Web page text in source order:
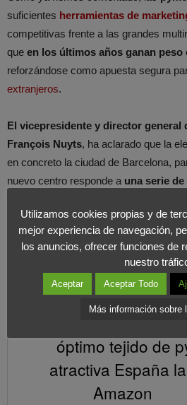
suficientes herramientas de
competitivas frente a las grandes
que en los últimos años ganan peso
reforzándose como apuesta segura
extranjeros.
El vicepresidente y director general
François Nuyts, ha aclarado que la
en concreto la ciudad de Barcelona,
nuevo centro responde a una serie
profesionales internacionales de
altamente cualificados, un óptimo
elevado número de
últimos años.
óptimo tejido de
atractiva España
Amazon
Utilizamos cookies propias y de
mejor experiencia de navegación,
los anuncios, ofrecer funciones de
nuestro
Aceptar Aceptar Todo
Más información sobre